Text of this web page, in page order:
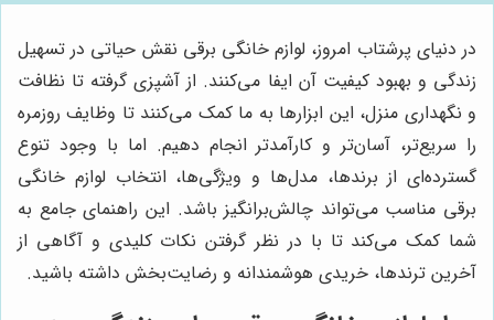
در دنیای پرشتاب امروز، لوازم خانگی برقی نقش حیاتی در تسهیل
زندگی و بهبود کیفیت آن ایفا می‌کنند. از آشپزی گرفته تا نظافت
و نگهداری منزل، این ابزارها به ما کمک می‌کنند تا وظایف روزمره
را سریع‌تر، آسان‌تر و کارآمدتر انجام دهیم. اما با وجود تنوع
گسترده‌ای از برندها، مدل‌ها و ویژگی‌ها، انتخاب لوازم خانگی
برقی مناسب می‌تواند چالش‌برانگیز باشد. این راهنمای جامع به
شما کمک می‌کند تا با در نظر گرفتن نکات کلیدی و آگاهی از
آخرین ترندها، خریدی هوشمندانه و رضایت‌بخش داشته باشید.